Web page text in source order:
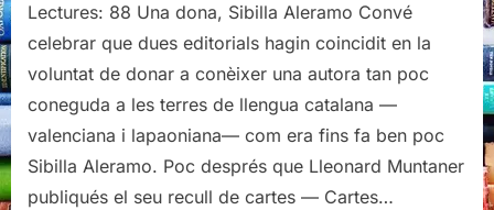
dona,
Sibilla
Lectures: 88 Una dona, Sibilla Aleramo Convé
celebrar que dues editorials hagin coincidit en la
voluntat de donar a conèixer una autora tan poc
coneguda a les terres de llengua catalana —
valenciana i lapaoniana— com era fins fa ben poc
Sibilla Aleramo. Poc després que Lleonard Muntaner
publiqués el seu recull de cartes — Cartes…